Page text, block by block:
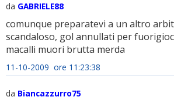
da GABRIELE88
comunque preparatevi a un altro
scandaloso, gol annullati per
macalli muori brutta merda
11-10-2009 ore 11:23:38
da Biancazzurro75